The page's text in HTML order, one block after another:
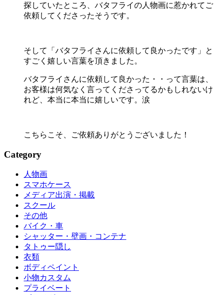
探していたところ、バタフライの人物画に惹かれてご
依頼してくださったそうです。
そして「バタフライさんに依頼して良かったです」と
すごく嬉しい言葉を頂きました。
バタフライさんに依頼して良かった・・って言葉は、
お客様は何気なく言ってくださってるかもしれないけ
れど、本当に本当に嬉しいです。涙
こちらこそ、ご依頼ありがとうございました！
Category
人物画
スマホケース
メディア出演・掲載
スクール
その他
バイク・車
シャッター・壁画・コンテナ
タトゥー隠し
衣類
ボディペイント
小物カスタム
プライベート